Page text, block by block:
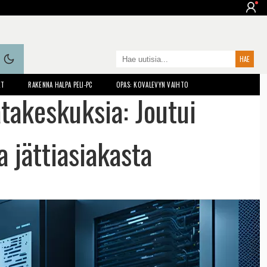
RAKENNA HALPA PELI-PC OPAS: KOVALEVYN VAIHTO
Joutui
jättiasiakasta